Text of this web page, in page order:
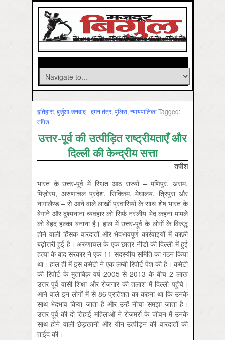
इतिहास, बुर्जुआ जनवाद - दमन तंत्र, पुलिस, न्‍यायपालिकाTagged:
तपिश
उत्तर-पूर्व की उत्पीड़ित राष्ट्रीयताएँ और
दिल्ली की केन्द्रीय सत्ता
तपीश
भारत के उत्तर-पूर्व में स्थित आठ राज्यों – मणिपुर, असम,
मिज़ोरम, अरुणाचल प्रदेश, सिक्किम, मेघालय, त्रिपुरा और
नागालैण्ड – से आने वाले लाखों प्रवासियों के साथ शेष भारत के
बेगाने और दुश्मनाना व्यवहार को सिर्फ़ नस्लीय भेद कहना मामले
को बेहद हल्का बनाना है। हाल में उत्तर-पूर्व के लोगों के विरुद्ध
होने वाली हिंसक वारदातों और भेदभावपूर्ण कार्रवाइयों में काफ़ी
बढ़ोत्तरी हुई है। अरुणाचल के एक छात्र नीडो की दिल्ली में हुई
हत्या के बाद सरकार ने एक 11 सदस्यीय समिति का गठन किया
था। हाल ही में इस कमेटी ने एक लम्बी रिपोर्ट पेश की है। कमेटी
की रिपोर्ट के मुताबिक़ वर्ष 2005 से 2013 के बीच 2 लाख
उत्तर-पूर्व वासी शिक्षा और रोज़गार की तलाश में दिल्ली पहुँचे।
आने वाले इन लोगों में से 86 प्रतिशत का कहना था कि उनके
साथ भेदभाव किया जाता है और उन्हें नीचा समझा जाता है।
उत्तर-पूर्व की दो-तिहाई महिलाओं ने रोज़मर्रा के जीवन में उनके
साथ होने वाली छेड़खानी और यौन-उत्पीड़न की वारदातों की
ताईद की।